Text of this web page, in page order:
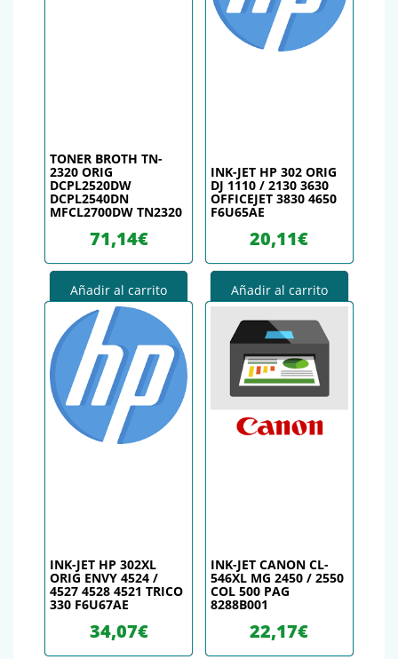
TONER BROTH TN-
2320 ORIG
DCPL2520DW
DCPL2540DN
MFCL2700DW TN2320
71,14€
Añadir al carrito
INK-JET HP 302 ORIG
DJ 1110 / 2130 3630
OFFICEJET 3830 4650
F6U65AE
20,11€
Añadir al carrito
INK-JET HP 302XL
ORIG ENVY 4524 /
4527 4528 4521 TRICO
330 F6U67AE
34,07€
INK-JET CANON CL-
546XL MG 2450 / 2550
COL 500 PAG
8288B001
22,17€